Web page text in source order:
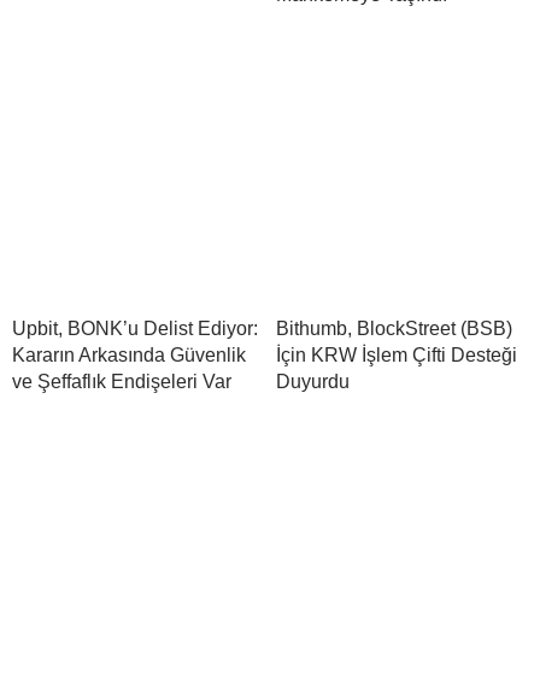
Upbit, BONK’u Delist Ediyor:
Kararın Arkasında Güvenlik
ve Şeffaflık Endişeleri Var
Bithumb, BlockStreet (BSB)
İçin KRW İşlem Çifti Desteği
Duyurdu